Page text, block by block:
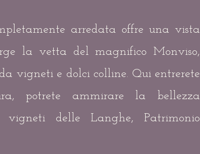
arredata offre una vista
la vetta del magnifico Monviso,
vigneti e dolci colline. Qui entrerete
potrete ammirare la bellezza
delle Langhe, Patrimonio